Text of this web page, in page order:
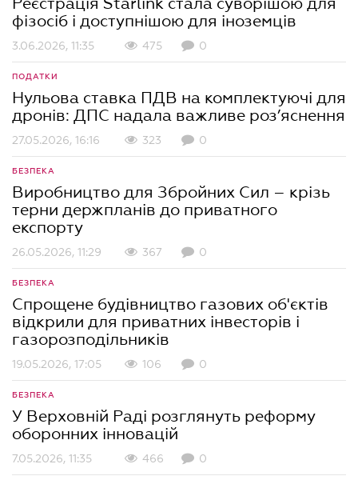
фізосіб і доступнішою для іноземців
3.06.2026, 11:35 475 0
ПОДАТКИ
Нульова ставка ПДВ на комплектуючі для
дронів: ДПС надала важливе роз’яснення
27.05.2026, 16:16 323 0
БЕЗПЕКА
Виробництво для Збройних Сил – крізь
терни держпланів до приватного
експорту
26.05.2026, 11:29 367 0
БЕЗПЕКА
Спрощене будівництво газових об'єктів
відкрили для приватних інвесторів і
газорозподільників
19.05.2026, 17:05 106 0
БЕЗПЕКА
У Верховній Раді розглянуть реформу
оборонних інновацій
7.05.2026, 11:35 466 0